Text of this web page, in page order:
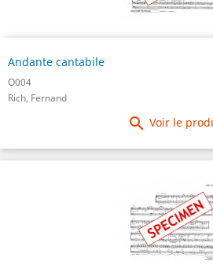
Andante cantabile
O004
Rich, Fernand
 Voir le